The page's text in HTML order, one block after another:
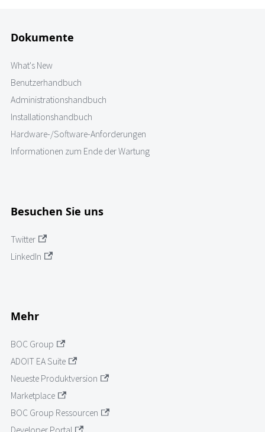
Dokumente
What's New
Benutzerhandbuch
Administrationshandbuch
Installationshandbuch
Hardware-/Software-Anforderungen
Informationen zum Ende der Wartung
Besuchen Sie uns
Twitter
LinkedIn
Mehr
BOC Group
ADOIT EA Suite
Neueste Produktversion
Marketplace
BOC Group Ressourcen